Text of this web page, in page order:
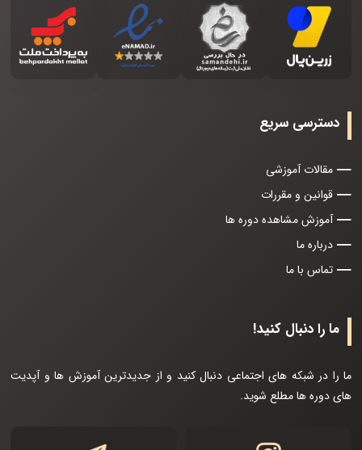
دسترسی سریع
مقالات آموزشی
قوانین و مقررات
آموزش مشاهده دوره ها
درباره ما
تماس با ما
ما را دنبال کنید!
ما را در شبکه های اجتماعی دنبال کنید و از جدیدترین آموزش ها و آپدیت
های دوره ها مطلع شوید.